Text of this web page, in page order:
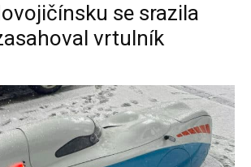
se srazila
vrtulník